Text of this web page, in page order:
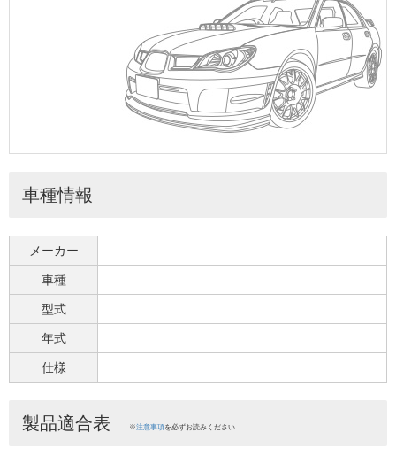
車種情報
メーカー
車種
型式
年式
仕様
製品適合表 ※注意事項を必ずお読みください